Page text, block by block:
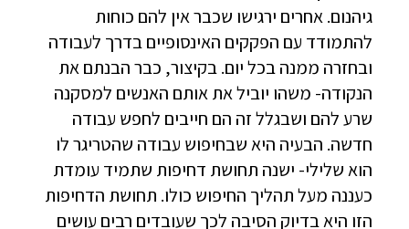
גיהנום. אחרים ירגישו שכבר אין להם כוחות
להתמודד עם הפקקים האינסופיים בדרך לעבודה
ובחזרה ממנה בכל יום. בקיצור, כבר הבנתם את
הנקודה- משהו יוביל את אותם האנשים למסקנה
שרע להם ושבגלל זה הם חייבים לחפש עבודה
חדשה. הבעיה היא שבחיפוש עבודה שהטריגר לו
הוא שלילי- ישנה תחושת דחיפות שתמיד עומדת
כעננה מעל תהליך החיפוש כולו. תחושת הדחיפות
הזו היא בדיוק הסיבה לכך שעובדים רבים עושים